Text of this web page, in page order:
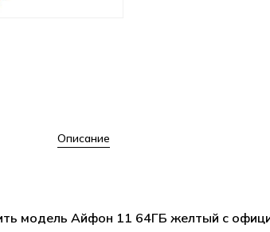
Описание
модель Айфон 11 64ГБ желтый с